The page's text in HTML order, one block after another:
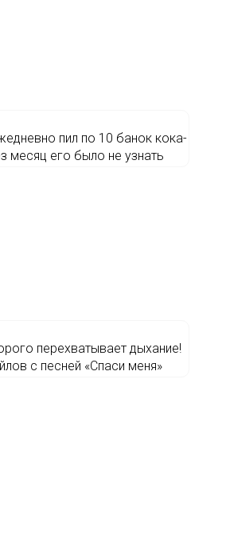
пил по 10 банок кока-
месяц его было не узнать
перехватывает дыхание!
с песней «Спаси меня»